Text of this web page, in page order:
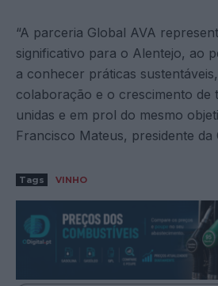
“A parceria Global AVA
significativo para o Alentejo, ao
a conhecer práticas
colaboração e o crescimento de
unidas e em prol do mesmo
Francisco Mateus, presidente da
Tags VINHO